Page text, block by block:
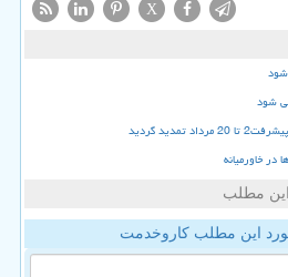
X
شود
گردید
خاورمیانه
این مطلب
این مطلب کاروخدمت